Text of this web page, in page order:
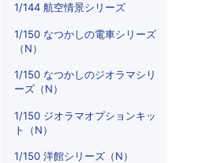
1/144 航空情景シリーズ
1/150 なつかしの電車シリーズ
（N）
1/150 なつかしのジオラマシリ
ーズ（N）
1/150 ジオラマオプションキッ
ト（N）
1/150 洋館シリーズ（N）